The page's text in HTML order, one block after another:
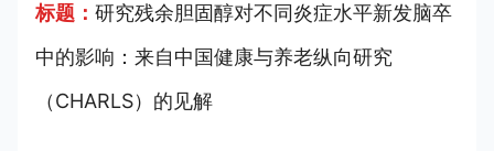
标题： 研究残余胆固醇对不同炎症水平新发脑卒
中的影响：来自中国健康与养老纵向研究
（CHARLS）的见解